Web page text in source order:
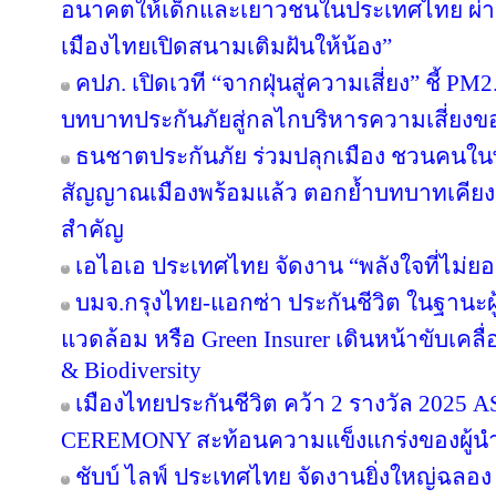
อนาคตให้เด็กและเยาวชนในประเทศไทย ผ่า
เมืองไทยเปิดสนามเติมฝันให้น้อง”
คปภ. เปิดเวที “จากฝุ่นสู่ความเสี่ยง” ชี้
บทบาทประกันภัยสู่กลไกบริหารความเสี่ยงข
ธนชาตประกันภัย ร่วมปลุกเมือง ชวนคนใ
สัญญาณเมืองพร้อมแล้ว ตอกย้ำบทบาทเคีย
สำคัญ
เอไอเอ ประเทศไทย จัดงาน “พลังใจที่ไม่
บมจ.กรุงไทย-แอกซ่า ประกันชีวิต ในฐาน
แวดล้อม หรือ Green Insurer เดินหน้าขับเคลื่
& Biodiversity
เมืองไทยประกันชีวิต คว้า 2 รางวัล 2025
CEREMONY สะท้อนความแข็งแกร่งของผู้
ชับบ์ ไลฟ์ ประเทศไทย จัดงานยิ่งใหญ่ฉลอ